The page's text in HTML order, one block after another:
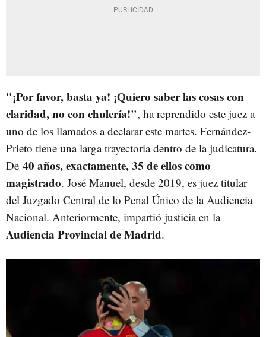
"¡Por favor, basta ya! ¡Quiero saber las cosas con
claridad, no con chulería!", ha reprendido este juez a
uno de los llamados a declarar este martes. Fernández-
Prieto tiene una larga trayectoria dentro de la judicatura.
De 40 años, exactamente, 35 de ellos como
magistrado. José Manuel, desde 2019, es juez titular
del Juzgado Central de lo Penal Único de la Audiencia
Nacional. Anteriormente, impartió justicia en la
Audiencia Provincial de Madrid.